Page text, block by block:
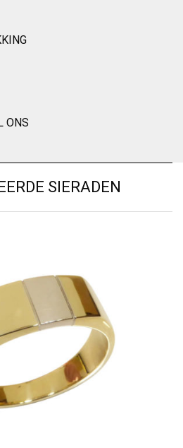
ONS
SIERADEN